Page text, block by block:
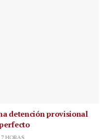
detención provisional
HORAS